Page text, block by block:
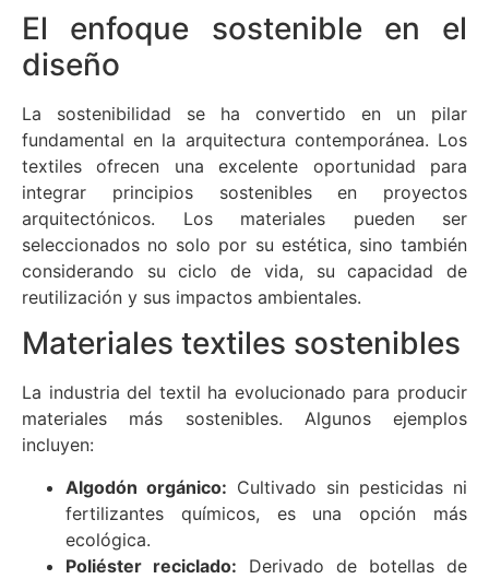
El enfoque sostenible en el
diseño
La sostenibilidad se ha convertido en un pilar
fundamental en la arquitectura contemporánea. Los
textiles ofrecen una excelente oportunidad para
integrar principios sostenibles en proyectos
arquitectónicos. Los materiales pueden ser
seleccionados no solo por su estética, sino también
considerando su ciclo de vida, su capacidad de
reutilización y sus impactos ambientales.
Materiales textiles sostenibles
La industria del textil ha evolucionado para producir
materiales más sostenibles. Algunos ejemplos
incluyen:
Algodón orgánico: Cultivado sin pesticidas ni
fertilizantes químicos, es una opción más
ecológica.
Poliéster reciclado: Derivado de botellas de